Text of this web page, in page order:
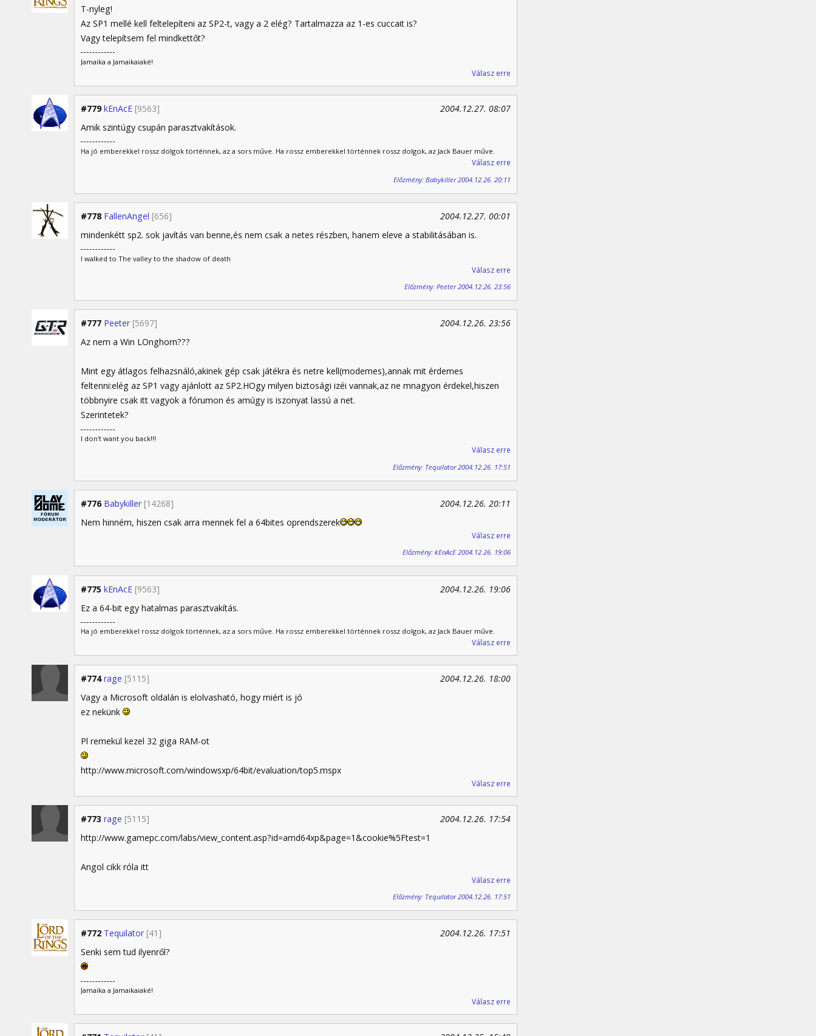
T-nyleg!
Az SP1 mellé kell feltelepíteni az SP2-t, vagy a 2 elég? Tartalmazza az 1-es cuccait is?
Vagy telepítsem fel mindkettőt?
Jamaika a Jamaikaiaké!
Válasz erre
#779 kEnAcE [9563]
2004.12.27. 08:07
Amik szintúgy csupán parasztvakítások.
Ha jó emberekkel rossz dolgok történnek, az a sors műve. Ha rossz emberekkel történnek rossz dolgok, az Jack Bauer műve.
Válasz erre
Előzmény: Babykiller 2004.12.26. 20:11
#778 FallenAngel [656]
2004.12.27. 00:01
mindenkétt sp2. sok javítás van benne,és nem csak a netes részben, hanem eleve a stabilitásában is.
I walked to The valley to the shadow of death
Válasz erre
Előzmény: Peeter 2004.12.26. 23:56
#777 Peeter [5697]
2004.12.26. 23:56
Az nem a Win LOnghorn???
Mint egy átlagos felhazsnáló,akinek gép csak játékra és netre kell(modemes),annak mit érdemes
feltenni:elég az SP1 vagy ajánlott az SP2.HOgy milyen biztosági izéi vannak,az ne mnagyon érdekel,hiszen
többnyire csak itt vagyok a fórumon és amúgy is iszonyat lassú a net.
Szerintetek?
I don't want you back!!!
Válasz erre
Előzmény: Tequilator 2004.12.26. 17:51
#776 Babykiller [14268]
2004.12.26. 20:11
Nem hinném, hiszen csak arra mennek fel a 64bites oprendszerek
Válasz erre
Előzmény: kEnAcE 2004.12.26. 19:06
#775 kEnAcE [9563]
2004.12.26. 19:06
Ez a 64-bit egy hatalmas parasztvakítás.
Ha jó emberekkel rossz dolgok történnek, az a sors műve. Ha rossz emberekkel történnek rossz dolgok, az Jack Bauer műve.
Válasz erre
#774 rage [5115]
2004.12.26. 18:00
Vagy a Microsoft oldalán is elolvasható, hogy miért is jó
ez nekünk
Pl remekül kezel 32 giga RAM-ot
http://www.microsoft.com/windowsxp/64bit/evaluation/top5.mspx
Válasz erre
#773 rage [5115]
2004.12.26. 17:54
http://www.gamepc.com/labs/view_content.asp?id=amd64xp&page=1&cookie%5Ftest=1
Angol cikk róla itt
Válasz erre
Előzmény: Tequilator 2004.12.26. 17:51
#772 Tequilator [41]
2004.12.26. 17:51
Senki sem tud ilyenről?
Jamaika a Jamaikaiaké!
Válasz erre